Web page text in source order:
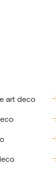
art deco